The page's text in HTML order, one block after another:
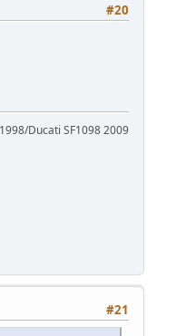
#20
Ducati SF1098 2009
#21